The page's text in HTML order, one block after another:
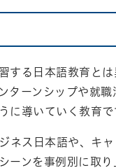
する日本語教育と
ターンシップや就
に導いていく教育で
ネス日本語や、キ
ーンを事例別に取